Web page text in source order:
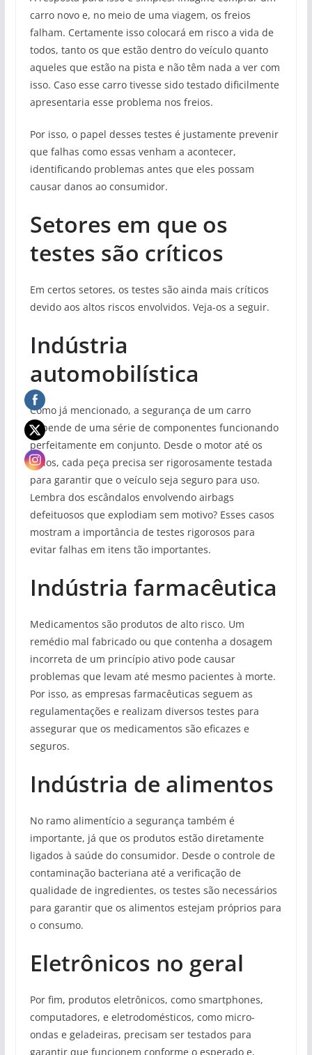
carro novo e, no meio de uma viagem, os freios
falham. Certamente isso colocará em risco a vida de
todos, tanto os que estão dentro do veículo quanto
aqueles que estão na pista e não têm nada a ver com
isso. Caso esse carro tivesse sido testado dificilmente
apresentaria esse problema nos freios.
Por isso, o papel desses testes é justamente prevenir
que falhas como essas venham a acontecer,
identificando problemas antes que eles possam
causar danos ao consumidor.
Setores em que os
testes são críticos
Em certos setores, os testes são ainda mais críticos
devido aos altos riscos envolvidos. Veja-os a seguir.
Indústria
automobilística
Como já mencionado, a segurança de um carro
depende de uma série de componentes funcionando
perfeitamente em conjunto. Desde o motor até os
freios, cada peça precisa ser rigorosamente testada
para garantir que o veículo seja seguro para uso.
Lembra dos escândalos envolvendo airbags
defeituosos que explodiam sem motivo? Esses casos
mostram a importância de testes rigorosos para
evitar falhas em itens tão importantes.
Indústria farmacêutica
Medicamentos são produtos de alto risco. Um
remédio mal fabricado ou que contenha a dosagem
incorreta de um princípio ativo pode causar
problemas que levam até mesmo pacientes à morte.
Por isso, as empresas farmacêuticas seguem as
regulamentações e realizam diversos testes para
assegurar que os medicamentos são eficazes e
seguros.
Indústria de alimentos
No ramo alimentício a segurança também é
importante, já que os produtos estão diretamente
ligados à saúde do consumidor. Desde o controle de
contaminação bacteriana até a verificação de
qualidade de ingredientes, os testes são necessários
para garantir que os alimentos estejam próprios para
o consumo.
Eletrônicos no geral
Por fim, produtos eletrônicos, como smartphones,
computadores, e eletrodomésticos, como micro-
ondas e geladeiras, precisam ser testados para
garantir que funcionem conforme o esperado e,